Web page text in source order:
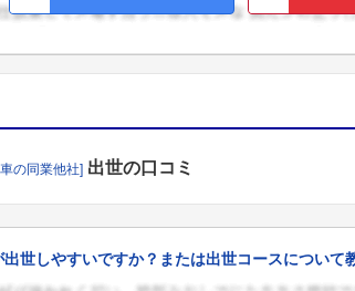
の同業他社] 出世の口コミ
世しやすいですか？または出世コースについて